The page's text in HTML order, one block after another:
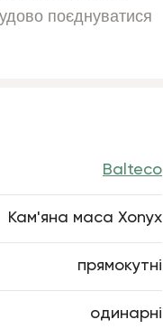
поєднуватися
Balteco
Кам'яна маса Xonyx
прямокутні
одинарні